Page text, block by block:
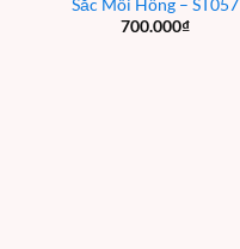
Sắc Môi Hồng – ST057
700.000₫